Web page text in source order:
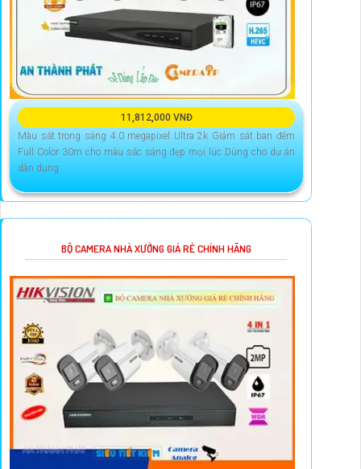
11,812,000 VNĐ
Màu sắt trong sáng 4.0 megapixel Ultra 2k Giám sát ban đêm
Full Color 30m cho màu sắc sáng đẹp mọi lúc Dùng cho dự án
dân dụng
BỘ CAMERA NHÀ XƯỞNG GIÁ RẺ CHÍNH HÃNG